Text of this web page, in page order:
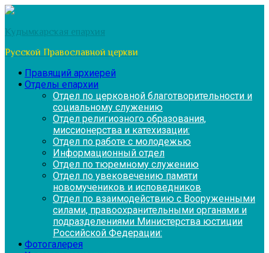
Перейти
содержимому
Кудымкарская епархия
Русской Православной церкви
Правящий архиерей
Отделы епархии
Отдел по церковной благотворительности и
социальному служению
Отдел религиозного образования,
миссионерства и катехизации:
Отдел по работе с молодежью
Информационный отдел
Отдел по тюремному служению
Отдел по увековечению памяти
новомучеников и исповедников
Отдел по взаимодействию с Вооруженными
силами, правоохранительными органами и
подразделениями Министерства юстиции
Российской Федерации:
Фотогалерея